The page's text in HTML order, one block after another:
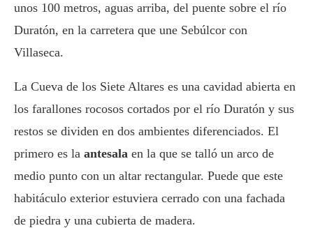
unos 100 metros, aguas arriba, del puente sobre el río
Duratón, en la carretera que une Sebúlcor con
Villaseca.
La Cueva de los Siete Altares es una cavidad abierta en
los farallones rocosos cortados por el río Duratón y sus
restos se dividen en dos ambientes diferenciados. El
primero es la antesala en la que se talló un arco de
medio punto con un altar rectangular. Puede que este
habitáculo exterior estuviera cerrado con una fachada
de piedra y una cubierta de madera.